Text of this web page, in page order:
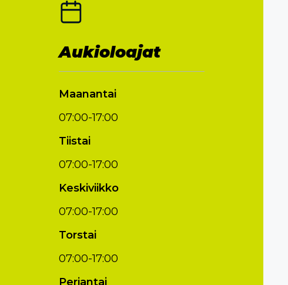
Aukioloajat
Maanantai
07:00-17:00
Tiistai
07:00-17:00
Keskiviikko
07:00-17:00
Torstai
07:00-17:00
Perjantai